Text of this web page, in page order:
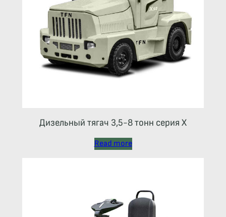
Дизельный тягач 3,5-8 тонн серия Х
Read more